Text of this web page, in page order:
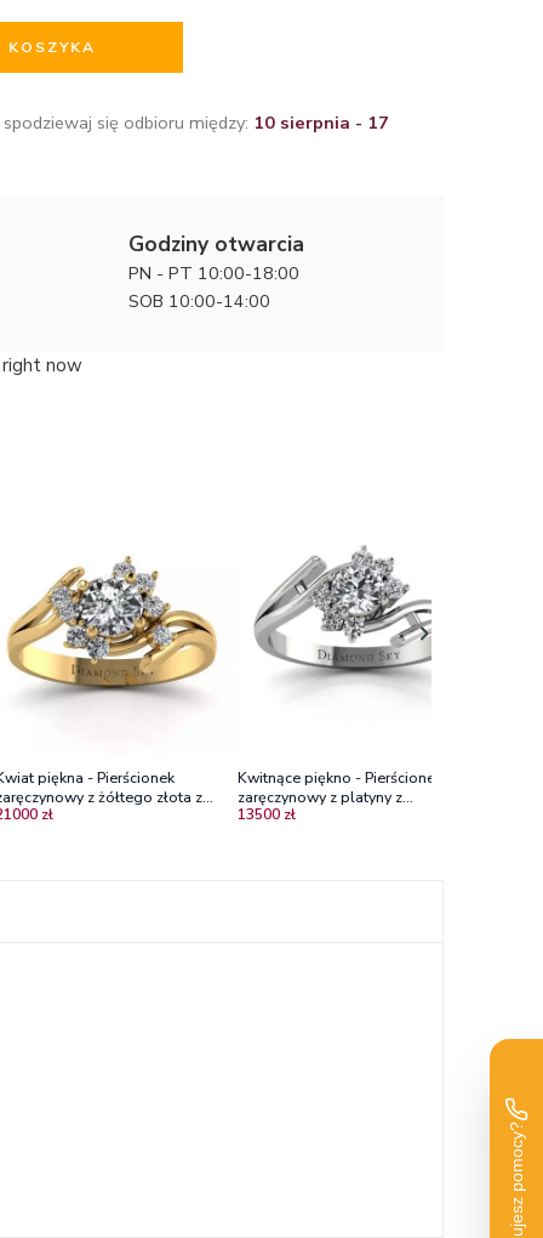
KOSZYKA
się odbioru między: 10 sierpnia - 17
Godziny otwarcia
PN - PT 10:00-18:00
SOB 10:00-14:00
now
piękna - Pierścionek
z żółtego złota z
centralny brylant 0,50
zł
Kwitnące piękno - Pierścionek
zaręczynowy z platyny z
diamentami VS1/H
13500 zł